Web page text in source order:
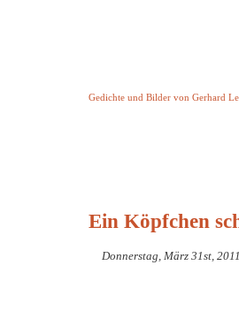
Gedichte und Bilder von Gerhard
Ein Köpfchen
Donnerstag, März 31st, 2011